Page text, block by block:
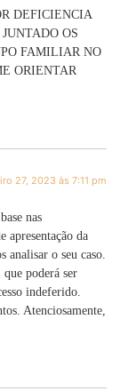
DEFICIENCIA
OS
FAMILIAR NO
ORIENTAR
27, 2023 às 7:11 pm
nas
da
analisar o seu caso.
poderá ser
indeferido.
Atenciosamente,